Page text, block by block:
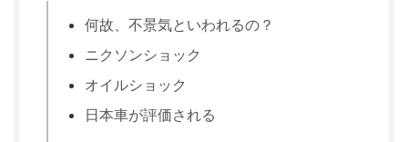
何故、不景気といわれるの？
ニクソンショック
オイルショック
日本車が評価される